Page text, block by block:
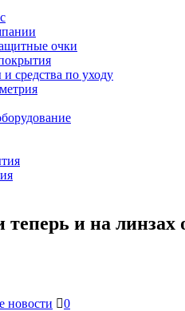
очки
средства по уходу
и на линзах
новости
0